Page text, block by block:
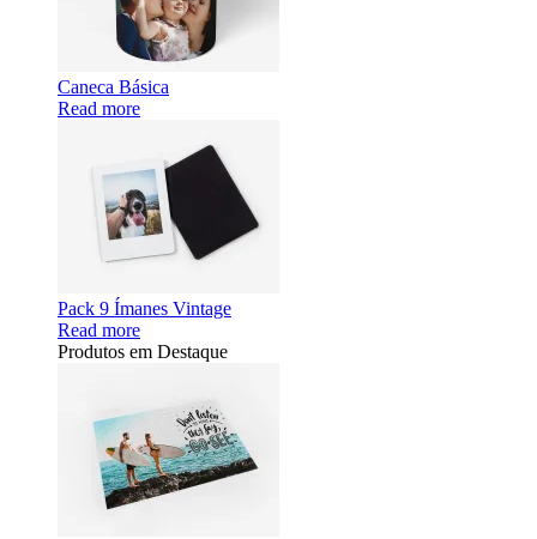
Caneca Básica
Read more
Pack 9 Ímanes Vintage
Read more
Produtos em Destaque